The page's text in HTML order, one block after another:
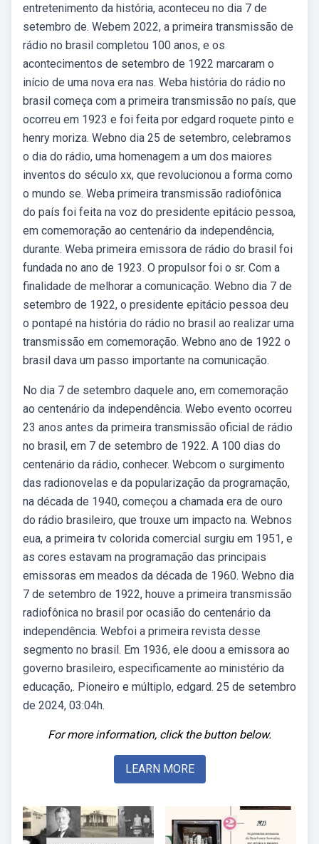
entretenimento da história, aconteceu no dia 7 de
setembro de. Webem 2022, a primeira transmissão de
rádio no brasil completou 100 anos, e os
acontecimentos de setembro de 1922 marcaram o
início de uma nova era nas. Weba história do rádio no
brasil começa com a primeira transmissão no país, que
ocorreu em 1923 e foi feita por edgard roquete pinto e
henry moriza. Webno dia 25 de setembro, celebramos
o dia do rádio, uma homenagem a um dos maiores
inventos do século xx, que revolucionou a forma como
o mundo se. Weba primeira transmissão radiofônica
do país foi feita na voz do presidente epitácio pessoa,
em comemoração ao centenário da independência,
durante. Weba primeira emissora de rádio do brasil foi
fundada no ano de 1923. O propulsor foi o sr. Com a
finalidade de melhorar a comunicação. Webno dia 7 de
setembro de 1922, o presidente epitácio pessoa deu
o pontapé na história do rádio no brasil ao realizar uma
transmissão em comemoração. Webno ano de 1922 o
brasil dava um passo importante na comunicação.
No dia 7 de setembro daquele ano, em comemoração
ao centenário da independência. Webo evento ocorreu
23 anos antes da primeira transmissão oficial de rádio
no brasil, em 7 de setembro de 1922. A 100 dias do
centenário da rádio, conhecer. Webcom o surgimento
das radionovelas e da popularização da programação,
na década de 1940, começou a chamada era de ouro
do rádio brasileiro, que trouxe um impacto na. Webnos
eua, a primeira tv colorida comercial surgiu em 1951, e
as cores estavam na programação das principais
emissoras em meados da década de 1960. Webno dia
7 de setembro de 1922, houve a primeira transmissão
radiofônica no brasil por ocasião do centenário da
independência. Webfoi a primeira revista desse
segmento no brasil. Em 1936, ele doou a emissora ao
governo brasileiro, especificamente ao ministério da
educação,. Pioneiro e múltiplo, edgard. 25 de setembro
de 2024, 03:04h.
For more information, click the button below.
LEARN MORE